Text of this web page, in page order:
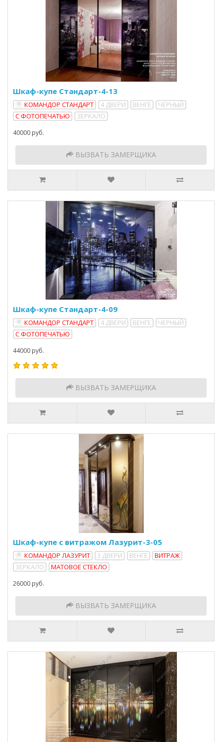
Шкаф-купе Стандарт-4-13
КОМАНДОР СТАНДАРТ 4 ДВЕРИ ВЕНГЕ
ЧЕРНЫЙ
С ФОТОПЕЧАТЬЮ
ЗЕРКАЛО
40000 руб.
ВЫЗВАТЬ ЗАМЕРЩИКА
Шкаф-купе Стандарт-4-09
КОМАНДОР СТАНДАРТ 4 ДВЕРИ ВЕНГЕ
ЧЕРНЫЙ
С ФОТОПЕЧАТЬЮ
44000 руб.
ВЫЗВАТЬ ЗАМЕРЩИКА
Шкаф-купе с витражом Лазурит-3-05
КОМАНДОР ЛАЗУРИТ 3 ДВЕРИ ВЕНГЕ
ВИТРАЖ
ЗЕРКАЛО
МАТОВОЕ СТЕКЛО
26000 руб.
ВЫЗВАТЬ ЗАМЕРЩИКА